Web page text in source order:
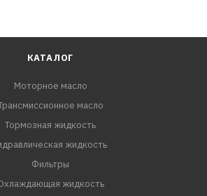
КАТАЛОГ
Моторное масло
масло
Тормозная жидкость
жидкость
Фильтры
жидкость